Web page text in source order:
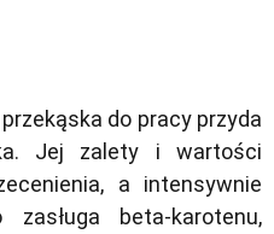
do pracy przyda
Jej zalety i wartości
a intensywnie
beta-karotenu,